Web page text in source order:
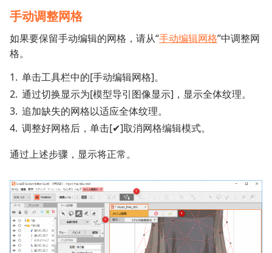
手动调整网格
如果要保留手动编辑的网格，请从“手动编辑网格”中调整网
格。
单击工具栏中的[手动编辑网格]。
通过切换显示为[模型导引图像显示]，显示全体纹理。
追加缺失的网格以适应全体纹理。
调整好网格后，单击[✔]取消网格编辑模式。
通过上述步骤，显示将正常。